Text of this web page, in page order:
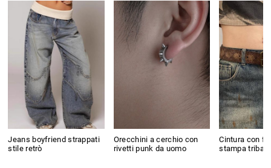
Jeans boyfriend strappati
stile retrò
Orecchini a cerchio con
rivetti punk da uomo
Cintura con
stampa